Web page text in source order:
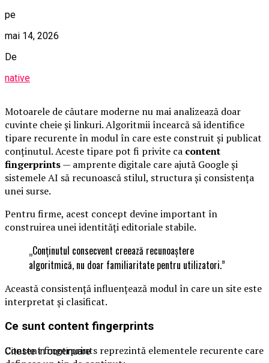
pe
mai 14, 2026
De
native
Motoarele de căutare moderne nu mai analizează doar
cuvinte cheie și linkuri. Algoritmii încearcă să identifice
tipare recurente în modul în care este construit și publicat
conținutul. Aceste tipare pot fi privite ca content
fingerprints— amprente digitale care ajută Google și
sistemele AI să recunoască stilul, structura și consistența
unei surse.
Pentru firme, acest concept devine important în
construirea unei identități editoriale stabile.
„Conținutul consecvent creează recunoaștere
algoritmică, nu doar familiaritate pentru utilizatori.”
Această consistență influențează modul în care un site este
interpretat și clasificat.
Ce sunt content fingerprints
Content fingerprints reprezintă elementele recurente care
Citeste in continuare